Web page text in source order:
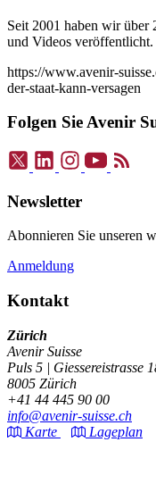
Seit 2001 haben wir über
und Videos
https://www.avenir-
der-staat-kann-versagen
Folgen Sie Avenir
Newsletter
Abonnieren Sie unseren
Anmeldung
Kontakt
Zürich
Avenir Suisse
Puls 5 | Giessereistrasse
8005 Zürich
+41 44 445 90 00
info@avenir-suisse.ch
Karte
Lageplan